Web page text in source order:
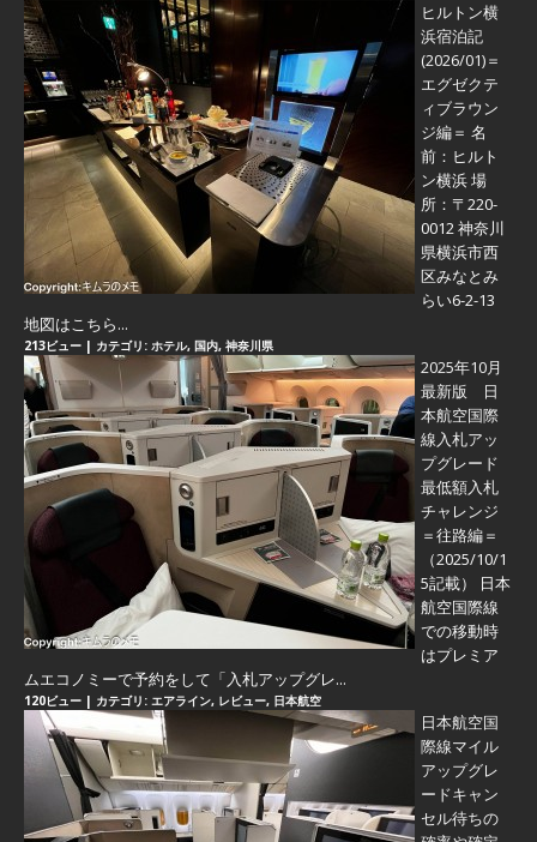
ヒルトン横
浜宿泊記
(2026/01)＝
エグゼクテ
ィブラウン
ジ編＝ 名
前：ヒルト
ン横浜 場
所：〒220-
0012 神奈川
県横浜市西
区みなとみ
らい6-2-13
地図はこちら...
213ビュー | カテゴリ: ホテル, 国内, 神奈川県
2025年10月
最新版 日
本航空国際
線入札アッ
プグレード
最低額入札
チャレンジ
＝往路編＝
（2025/10/1
5記載） 日本
航空国際線
での移動時
はプレミア
ムエコノミーで予約をして「入札アップグレ...
120ビュー | カテゴリ: エアライン, レビュー, 日本航空
日本航空国
際線マイル
アップグレ
ードキャン
セル待ちの